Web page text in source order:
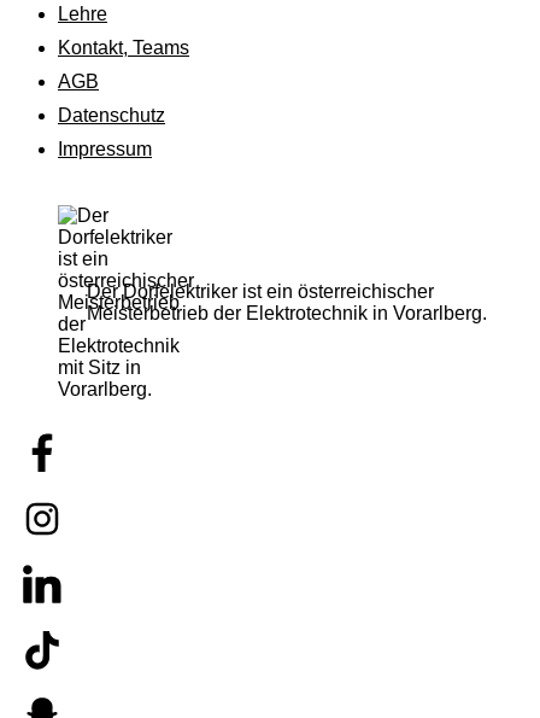
Lehre
Kontakt, Teams
AGB
Datenschutz
Impressum
Der Dorfelektriker ist ein österreichischer
Meisterbetrieb der Elektrotechnik in Vorarlberg.